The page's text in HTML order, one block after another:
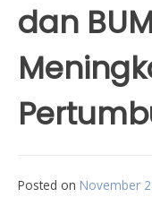
dan
Posted on November